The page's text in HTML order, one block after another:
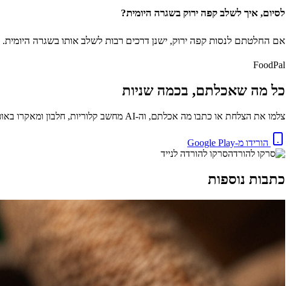
לסיום, איך לשלב קפה ירוק בשגרה היומית?
אם החלטתם לנסות קפה ירוק, ישנן דרכים רבות לשלב אותו בשגרה
FoodPal
כל מה שאכלתם, בכמה שניות
צלמו את הצלחת או כתבו מה אכלתם, וה-AI מחשב קלוריות, חלבון ומאקרו באופן מיידי. בחינם.
הורידו מ-Google Play
סרקו להורדה לנייד
כתבות נוספות